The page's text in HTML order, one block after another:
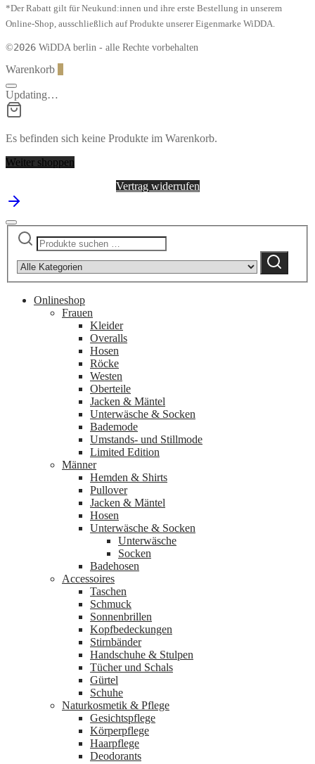
*Der Rabatt gilt für Neukund:innen und ihre erste Bestellung in unserem
Online-Shop, ausschließlich auf Produkte unserer Eigenmarke WiDDA.
©2026 WiDDA berlin - alle Rechte vorbehalten
Warenkorb
Updating…
Es befinden sich keine Produkte im Warenkorb.
Weiter shoppen
Vertrag widerrufen
Suchen
nach:
category:
Suchen
Onlineshop
Frauen
Kleider
Overalls
Hosen
Röcke
Westen
Oberteile
Jacken & Mäntel
Unterwäsche & Socken
Bademode
Umstands- und Stillmode
Limited Edition
Männer
Hemden & Shirts
Pullover
Jacken & Mäntel
Hosen
Unterwäsche & Socken
Unterwäsche
Socken
Badehosen
Accessoires
Taschen
Schmuck
Sonnenbrillen
Kopfbedeckungen
Stirnbänder
Handschuhe & Stulpen
Tücher und Schals
Gürtel
Schuhe
Naturkosmetik & Pflege
Gesichtspflege
Körperpflege
Haarpflege
Deodorants